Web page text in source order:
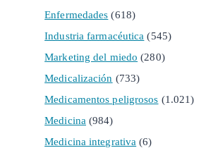
Enfermedades (618)
Industria farmacéutica (545)
Marketing del miedo (280)
Medicalización (733)
Medicamentos peligrosos (1.021)
Medicina (984)
Medicina integrativa (6)